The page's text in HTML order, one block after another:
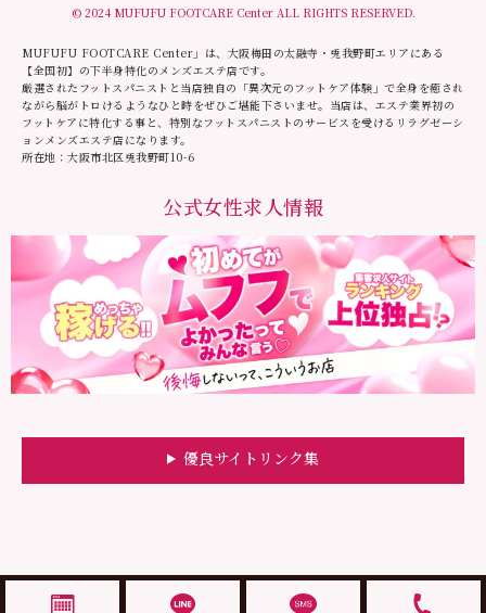
© 2024 MUFUFU FOOTCARE Center ALL RIGHTS RESERVED.
MUFUFU FOOTCARE Center」は、大阪梅田の太融寺・兎我野町エリアにある
【全国初】の下半身特化のメンズエステ店です。
厳選されたフットスパニストと当店独自の「異次元のフットケア体験」で全身を癒され
ながら脳がトロけるようなひと時をぜひご堪能下さいませ。当店は、エステ業界初の
フットケアに特化する事と、特別なフットスパニストのサービスを受けるリラグゼーシ
ョンメンズエステ店になります。
所在地：大阪市北区兎我野町10-6
公式女性求人情報
優良サイトリンク集